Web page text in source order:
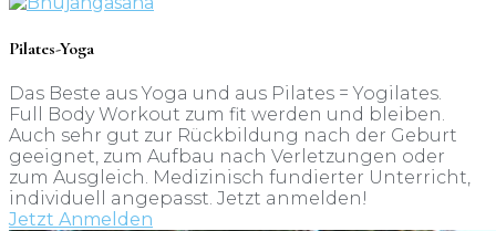
Pilates-Yoga
Das Beste aus Yoga und aus Pilates = Yogilates.
Full Body Workout zum fit werden und bleiben.
Auch sehr gut zur Rückbildung nach der Geburt
geeignet, zum Aufbau nach Verletzungen oder
zum Ausgleich. Medizinisch fundierter Unterricht,
individuell angepasst. Jetzt anmelden!
Jetzt Anmelden